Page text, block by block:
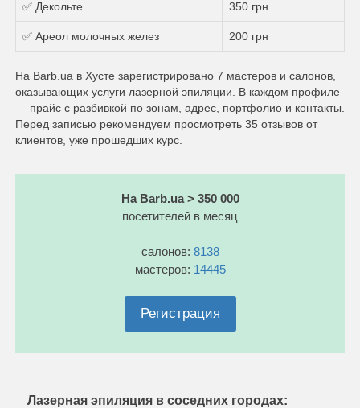
✅ Декольте 350 грн
✅ Ареол молочных желез 200 грн
На Barb.ua в Хусте зарегистрировано 7 мастеров и салонов,
оказывающих услуги лазерной эпиляции. В каждом профиле
— прайс с разбивкой по зонам, адрес, портфолио и контакты.
Перед записью рекомендуем просмотреть 35 отзывов от
клиентов, уже прошедших курс.
На Barb.ua > 350 000
посетителей в месяц
салонов: 8138
мастеров: 14445
Регистрация
Лазерная эпиляция в соседних городах: